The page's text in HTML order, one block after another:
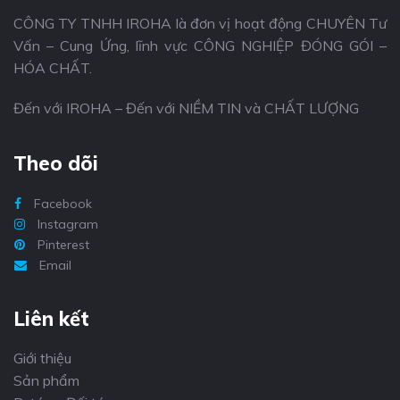
CÔNG TY TNHH IROHA là đơn vị hoạt động CHUYÊN Tư
Vấn – Cung Ứng, lĩnh vực CÔNG NGHIỆP ĐÓNG GÓI –
HÓA CHẤT.
Đến với IROHA – Đến với NIỀM TIN và CHẤT LƯỢNG
Theo dõi
Facebook
Instagram
Pinterest
Email
Liên kết
Giới thiệu
Sản phẩm